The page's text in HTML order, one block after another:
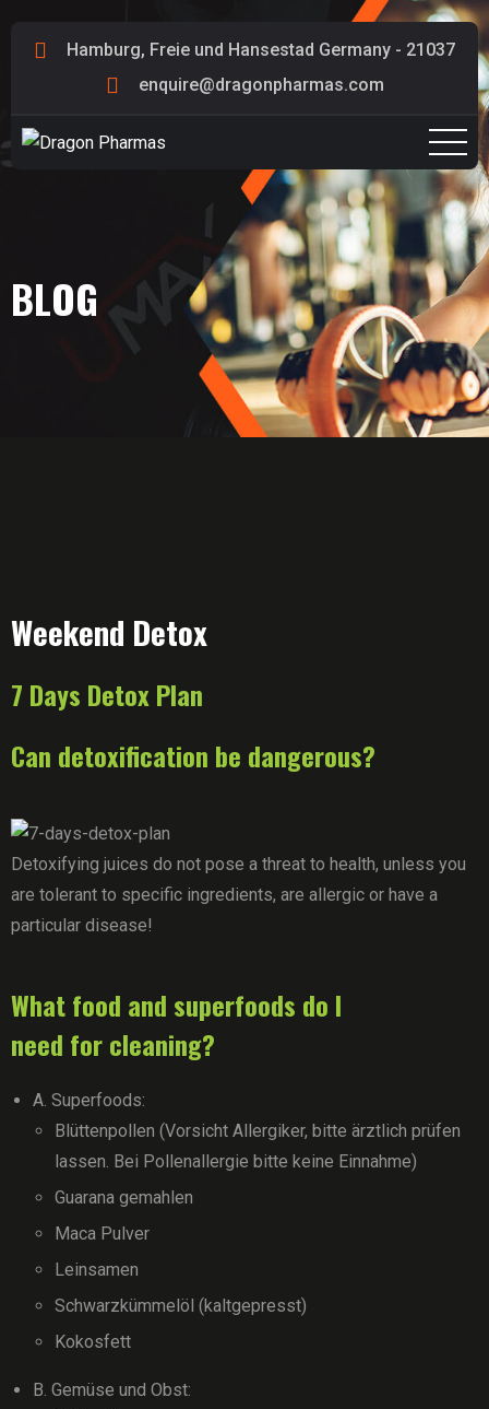
Hamburg, Freie und Hansestad Germany - 21037
enquire@dragonpharmas.com
BLOG
Weekend Detox
7 Days Detox Plan
Can detoxification be dangerous?
Detoxifying juices do not pose a threat to health, unless you
are tolerant to specific ingredients, are allergic or have a
particular disease!
What food and superfoods do I
need for cleaning?
A. Superfoods:
Blüttenpollen (Vorsicht Allergiker, bitte ärztlich prüfen
lassen. Bei Pollenallergie bitte keine Einnahme)
Guarana gemahlen
Maca Pulver
Leinsamen
Schwarzkümmelöl (kaltgepresst)
Kokosfett
B. Gemüse und Obst: